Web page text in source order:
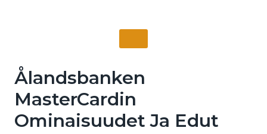
Ålandsbanken
MasterCardin
Ominaisuudet Ja Edut